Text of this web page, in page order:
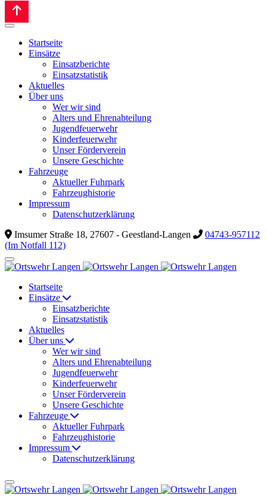
Startseite
Einsätze
Einsatzberichte
Einsatzstatistik
Aktuelles
Über uns
Wer wir sind
Alters und Ehrenabteilung
Jugendfeuerwehr
Kinderfeuerwehr
Unser Förderverein
Unsere Geschichte
Fahrzeuge
Aktueller Fuhrpark
Fahrzeughistorie
Impressum
Datenschutzerklärung
Imsumer Straße 18, 27607 - Geestland-Langen
04743-957112
(Im Notfall 112)
Startseite
Einsätze
Einsatzberichte
Einsatzstatistik
Aktuelles
Über uns
Wer wir sind
Alters und Ehrenabteilung
Jugendfeuerwehr
Kinderfeuerwehr
Unser Förderverein
Unsere Geschichte
Fahrzeuge
Aktueller Fuhrpark
Fahrzeughistorie
Impressum
Datenschutzerklärung